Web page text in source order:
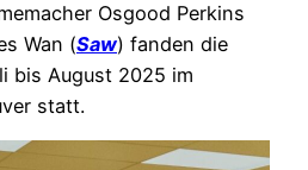
Osgood Perkins
Wan (Saw) fanden die
bis August 2025 im
statt.